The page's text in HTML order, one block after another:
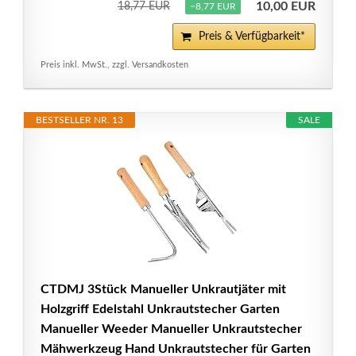
18,77 EUR −8,77 EUR 10,00 EUR
Preis & Verfügbarkeit*
Preis inkl. MwSt., zzgl. Versandkosten
SALE
BESTSELLER NR. 13
CTDMJ 3Stück Manueller Unkrautjäter mit
Holzgriff Edelstahl Unkrautstecher Garten
Manueller Weeder Manueller Unkrautstecher
Mähwerkzeug Hand Unkrautstecher für Garten